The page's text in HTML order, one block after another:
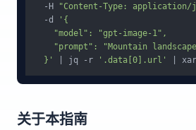
  -H
"Content-Type: application/
  -d
'{
    "model": "gpt-image-1",
"prompt": "Mountain
  }'
| jq -r '.data[0].url'
关于本指南